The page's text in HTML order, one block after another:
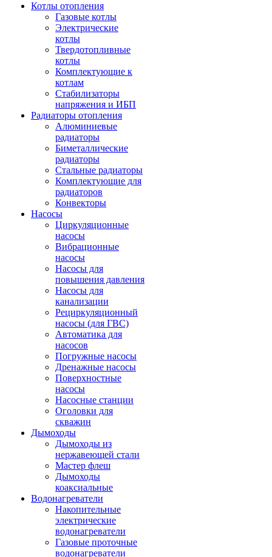
Котлы отопления
Газовые котлы
Электрические
котлы
Твердотопливные
котлы
Комплектующие к
котлам
Стабилизаторы
напряжения и ИБП
Радиаторы отопления
Алюминиевые
радиаторы
Биметаллические
радиаторы
Стальные радиаторы
Комплектующие для
радиаторов
Конвекторы
Насосы
Циркуляционные
насосы
Вибрационные
насосы
Насосы для
повышения давления
Насосы для
канализации
Рециркуляционный
насосы (для ГВС)
Автоматика для
насосов
Погружные насосы
Дренажные насосы
Поверхностные
насосы
Насосные станции
Оголовки для
скважин
Дымоходы
Дымоходы из
нержавеющей стали
Мастер флеш
Дымоходы
коаксиальные
Водонагреватели
Накопительные
электрические
водонагреватели
Газовые проточные
водонагреватели